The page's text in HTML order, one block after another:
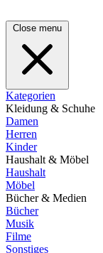
Close menu
Kategorien
Kleidung & Schuhe
Damen
Herren
Kinder
Haushalt & Möbel
Haushalt
Möbel
Bücher & Medien
Bücher
Musik
Filme
Sonstiges